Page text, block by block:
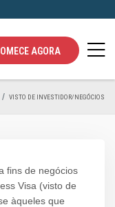
AGORA
VISTO DE INVESTIDOR/NEGÓCIOS
fins de negócios
Visa (visto de
àqueles que